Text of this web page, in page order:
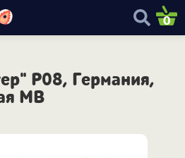
0
P08, Германия,
МВ